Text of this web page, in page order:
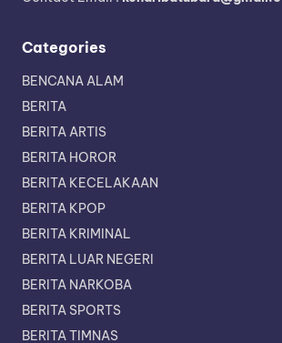
Categories
BENCANA ALAM
BERITA
BERITA ARTIS
BERITA HOROR
BERITA KECELAKAAN
BERITA KPOP
BERITA KRIMINAL
BERITA LUAR NEGERI
BERITA NARKOBA
BERITA SPORTS
BERITA TIMNAS